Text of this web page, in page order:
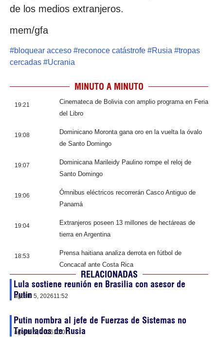
de los medios extranjeros.
mem/gfa
#bloquear acceso #reconoce catástrofe #Rusia #tropas
cercadas #Ucrania
MINUTO A MINUTO
19:21
Cinemateca de Bolivia con amplio programa en Feria
del Libro
19:08
Dominicano Moronta gana oro en la vuelta la óvalo
de Santo Domingo
19:07
Dominicana Marileidy Paulino rompe el reloj de
Santo Domingo
19:06
Ómnibus eléctricos recorrerán Casco Antiguo de
Panamá
19:04
Extranjeros poseen 13 millones de hectáreas de
tierra en Argentina
18:53
Prensa haitiana analiza derrota en fútbol de
Concacaf ante Costa Rica
RELACIONADAS
Lula sostiene reunión en Brasilia con asesor de
Putin
agosto 5, 202611:52
Putin nombra al jefe de Fuerzas de Sistemas no
Tripulados de Rusia
agosto 5, 202610:07